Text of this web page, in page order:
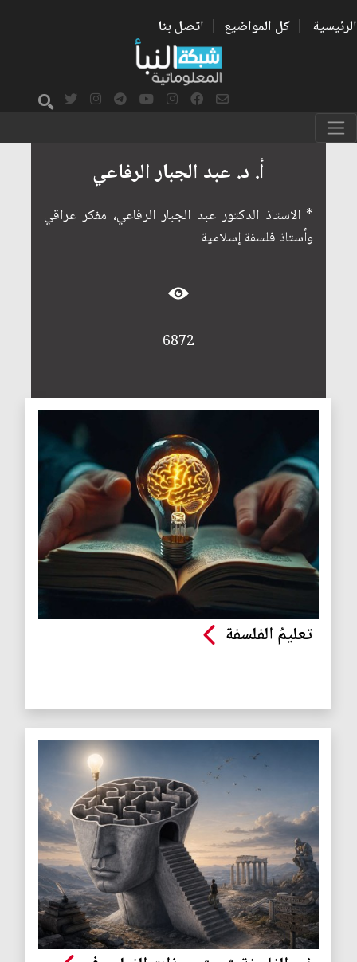
الرئيسية | كل المواضيع | اتصل بنا
أ. د. عبد الجبار الرفاعي
* الاستاذ الدكتور عبد الجبار الرفاعي، مفكر عراقي
وأستاذ فلسفة إسلامية
6872
تعليمُ الفلسفة